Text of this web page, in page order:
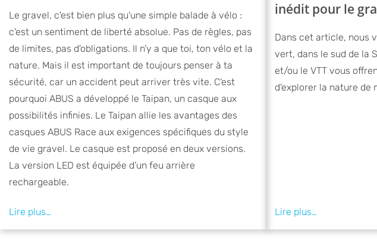
Le gravel, c'est bien plus qu'une simple balade à vélo :
c'est un sentiment de liberté absolue. Pas de règles, pas
de limites, pas d'obligations. Il n’y a que toi, ton vélo et la
nature. Mais il est important de toujours penser à ta
sécurité, car un accident peut arriver très vite. C’est
pourquoi ABUS a développé le Taipan, un casque aux
possibilités infinies. Le Taipan allie les avantages des
casques ABUS Race aux exigences spécifiques du style
de vie gravel. Le casque est proposé en deux versions.
La version LED est équipée d’un feu arrière
rechargeable.
inédit pour le
Dans cet article, nous
vert, dans le sud de la
et/ou le VTT vous
d'explorer la nature de